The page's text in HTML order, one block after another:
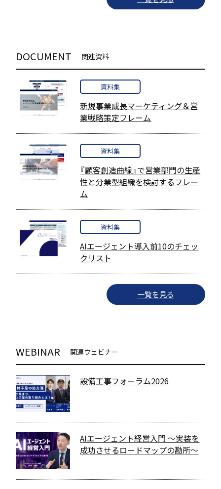
DOCUMENT 関連資料
資料集
新規事業成長マーケティング＆営
業戦略策定フレーム
資料集
『顧客創造曲線』で営業部門の生産
性と分業型組織を検討するフレー
ム
資料集
AIエージェント導入前10のチェッ
クリスト
一覧を見る
WEBINAR 関連ウェビナー
設備工事フォーラム2026
AIエージェント経営入門 〜実装を
成功させるロードマップの勘所〜